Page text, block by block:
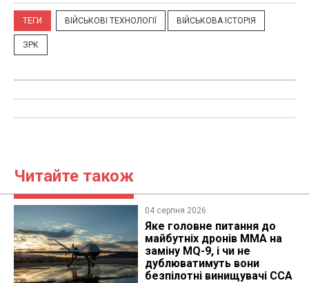
ТЕГИ ВІЙСЬКОВІ ТЕХНОЛОГІЇ ВІЙСЬКОВА ІСТОРІЯ
ЗРК
Читайте також
04 серпня 2026
Яке головне питання до
майбутніх дронів MMA на
заміну MQ-9, і чи не
дублюватимуть вони
безпілотні винищувачі CCA